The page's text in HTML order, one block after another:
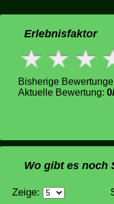
Erlebnisfaktor
Bisherige
Aktuelle Bewertung:
Wo gibt es noch
Zeige: